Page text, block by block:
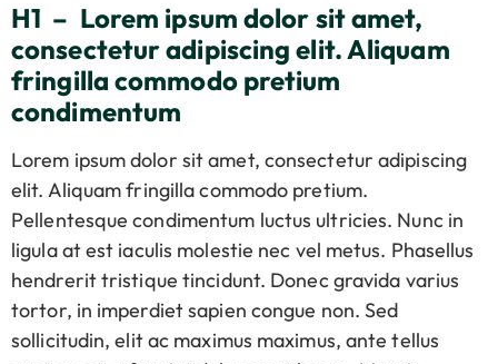
H1 – Lorem ipsum dolor sit amet,
consectetur adipiscing elit. Aliquam
fringilla commodo pretium
condimentum
Lorem ipsum dolor sit amet, consectetur adipiscing
elit. Aliquam fringilla commodo pretium.
Pellentesque condimentum luctus ultricies. Nunc in
ligula at est iaculis molestie nec vel metus. Phasellus
hendrerit tristique tincidunt. Donec gravida varius
tortor, in imperdiet sapien congue non. Sed
sollicitudin, elit ac maximus maximus, ante tellus